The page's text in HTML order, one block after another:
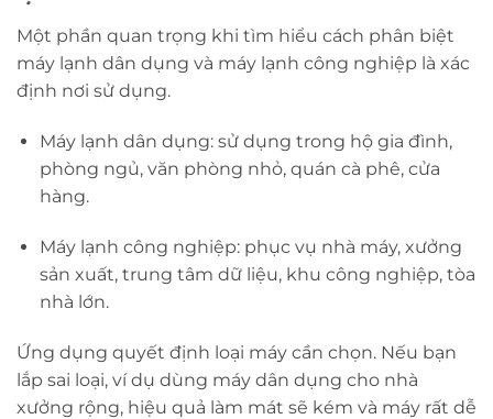
Một phần quan trọng khi tìm hiểu cách phân biệt
máy lạnh dân dụng và máy lạnh công nghiệp là xác
định nơi sử dụng.
Máy lạnh dân dụng: sử dụng trong hộ gia đình,
phòng ngủ, văn phòng nhỏ, quán cà phê, cửa
hàng.
Máy lạnh công nghiệp: phục vụ nhà máy, xưởng
sản xuất, trung tâm dữ liệu, khu công nghiệp, tòa
nhà lớn.
Ứng dụng quyết định loại máy cần chọn. Nếu bạn
lắp sai loại, ví dụ dùng máy dân dụng cho nhà
xưởng rộng, hiệu quả làm mát sẽ kém và máy rất dễ